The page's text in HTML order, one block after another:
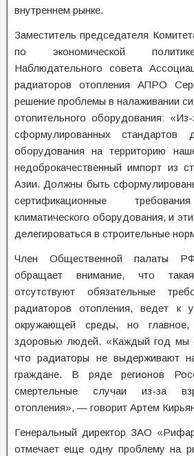
внутреннем рынке.
Заместитель председателя
по экономической
Наблюдательного совета
радиаторов отопления АПРО
решение проблемы в налаживании
отопительного оборудования: «Из-
сформулированных стандартов
оборудования на территорию
недоброкачественный импорт из
Азии. Должны быть
сертификационные
климатического оборудования, и
делегироваться в строительные
Член Общественной палаты
обращает внимание, что
отсутствуют обязательные
радиаторов отопления, ведет к
окружающей среды, но
здоровью людей. «Каждый год мы
что радиаторы не выдерживают
граждане. В ряде регионов
смертельные случаи из-за
отопления», — говорит Артем
Генеральный директор ЗАО
отмечает еще одну проблему на